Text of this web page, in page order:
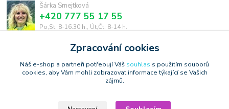
Šárka Smejtková
+420 777 55 17 55
Po,St: 8-16.30 h., Út,Čt: 8-14 h.
smejtkova@trigonmedia.czZpracování cookies
Náš e-shop a partneři potřebují Váš souhlas s použitím souborů
cookies, aby Vám mohli zobrazovat informace týkající se Vašich
zájmů.